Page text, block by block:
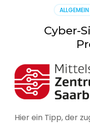
ALLGEMEIN
Cyber-
Hier ein Tipp, der